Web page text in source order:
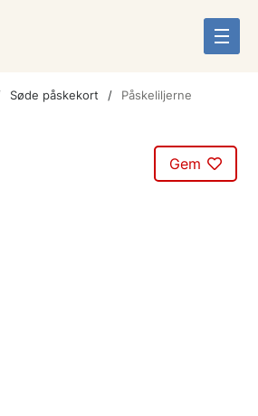
Søde påskekort Påskeliljerne
Gem